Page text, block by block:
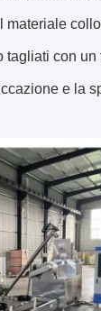
materiale
tagliati con
e la